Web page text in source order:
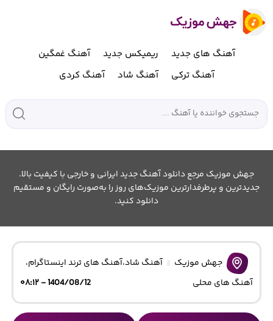
آهنگ های جدید ریمیکس جدید
آهنگ غمگین
آهنگ ترکی
آهنگ شاد آهنگ کردی
جهش موزیک مرجع دانلود آهنگ جدید ایرانی و خارجی با کیفیت بالا.
جدیدترین و پرطرفدارترین موزیک‌های روز را به‌صورت رایگان و مستقیم
دانلود کنید.
جهش موزیک آهنگ شاد،آهنگ های ترند اینستاگرام،
آهنگ های محلی
1404/08/12 - ۰۸:۱۲